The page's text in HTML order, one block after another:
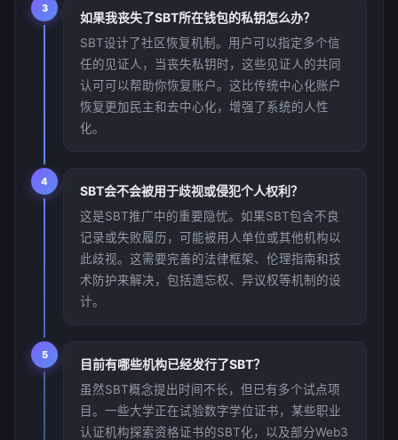
3
如果我丧失了SBT所在钱包的私钥怎么办？
SBT设计了社区恢复机制。用户可以指定多个信
任的见证人，当丧失私钥时，这些见证人的共同
认可可以帮助你恢复账户。这比传统中心化账户
恢复更加民主和去中心化，增强了系统的人性
化。
4
SBT会不会被用于歧视或侵犯个人权利？
这是SBT推广中的重要隐忧。如果SBT包含不良
记录或失败履历，可能被用人单位或其他机构以
此歧视。这需要完善的法律框架、伦理指南和技
术防护来解决，包括遗忘权、异议权等机制的设
计。
5
目前有哪些机构已经发行了SBT？
虽然SBT概念提出时间不长，但已有多个试点项
目。一些大学正在试验数字学位证书，某些职业
认证机构探索资格证书的SBT化，以及部分Web3